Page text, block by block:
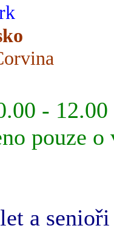
-
pouze o
a